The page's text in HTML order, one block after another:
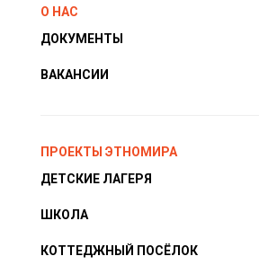
О НАС
ДОКУМЕНТЫ
ВАКАНСИИ
ПРОЕКТЫ ЭТНОМИРА
ДЕТСКИЕ ЛАГЕРЯ
ШКОЛА
КОТТЕДЖНЫЙ ПОСЁЛОК